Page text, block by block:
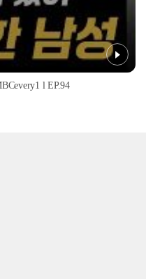
l EP.94